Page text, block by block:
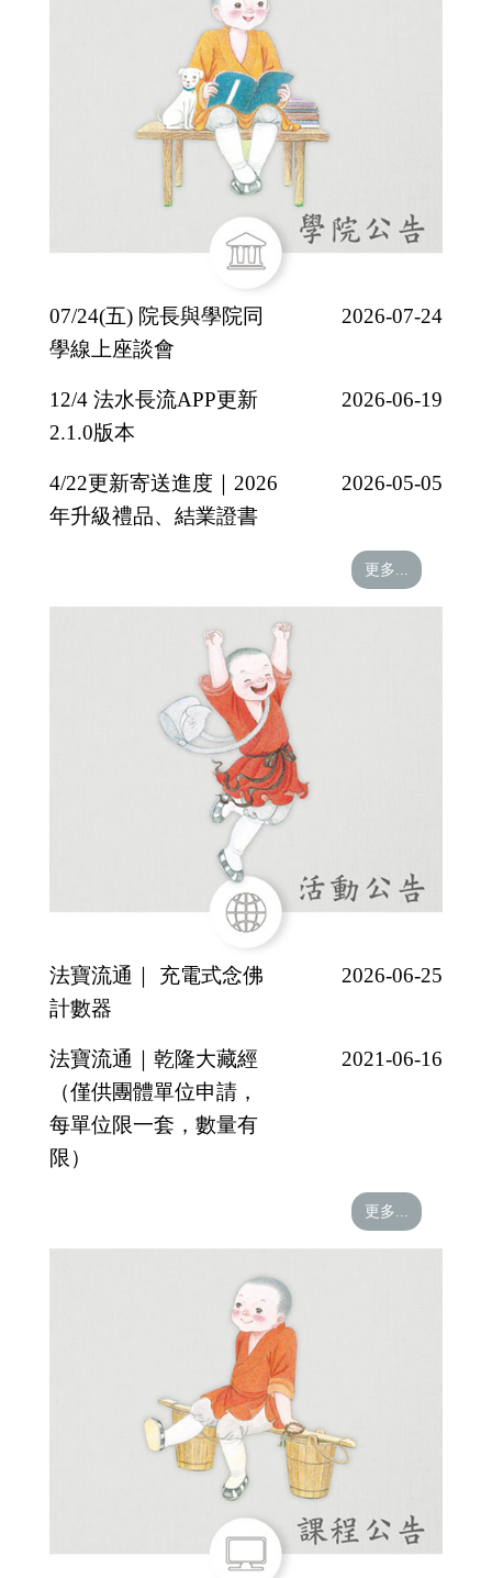
07/24(五) 院長與學院同
學線上座談會
2026-07-24
12/4 法水長流APP更新
2.1.0版本
2026-06-19
4/22更新寄送進度｜2026
年升級禮品、結業證書
2026-05-05
更多...
法寶流通｜ 充電式念佛
計數器
2026-06-25
法寶流通｜乾隆大藏經
（僅供團體單位申請，
每單位限一套，數量有
限）
2021-06-16
更多...